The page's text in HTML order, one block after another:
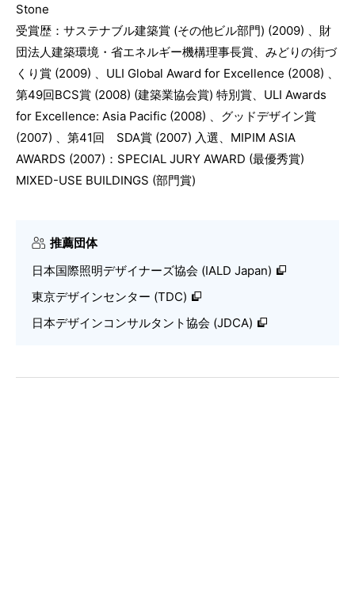
Stone
受賞歴：サステナブル建築賞 (その他ビル部門) (2009) 、財
団法人建築環境・省エネルギー機構理事長賞、みどりの街づ
くり賞 (2009) 、ULI Global Award for Excellence (2008) 、
第49回BCS賞 (2008) (建築業協会賞) 特別賞、ULI Awards
for Excellence: Asia Pacific (2008) 、グッドデザイン賞
(2007) 、第41回 SDA賞 (2007) 入選、MIPIM ASIA
AWARDS (2007)：SPECIAL JURY AWARD (最優秀賞)
MIXED-USE BUILDINGS (部門賞)
推薦団体
日本国際照明デザイナーズ協会 (IALD Japan)
東京デザインセンター (TDC)
日本デザインコンサルタント協会 (JDCA)